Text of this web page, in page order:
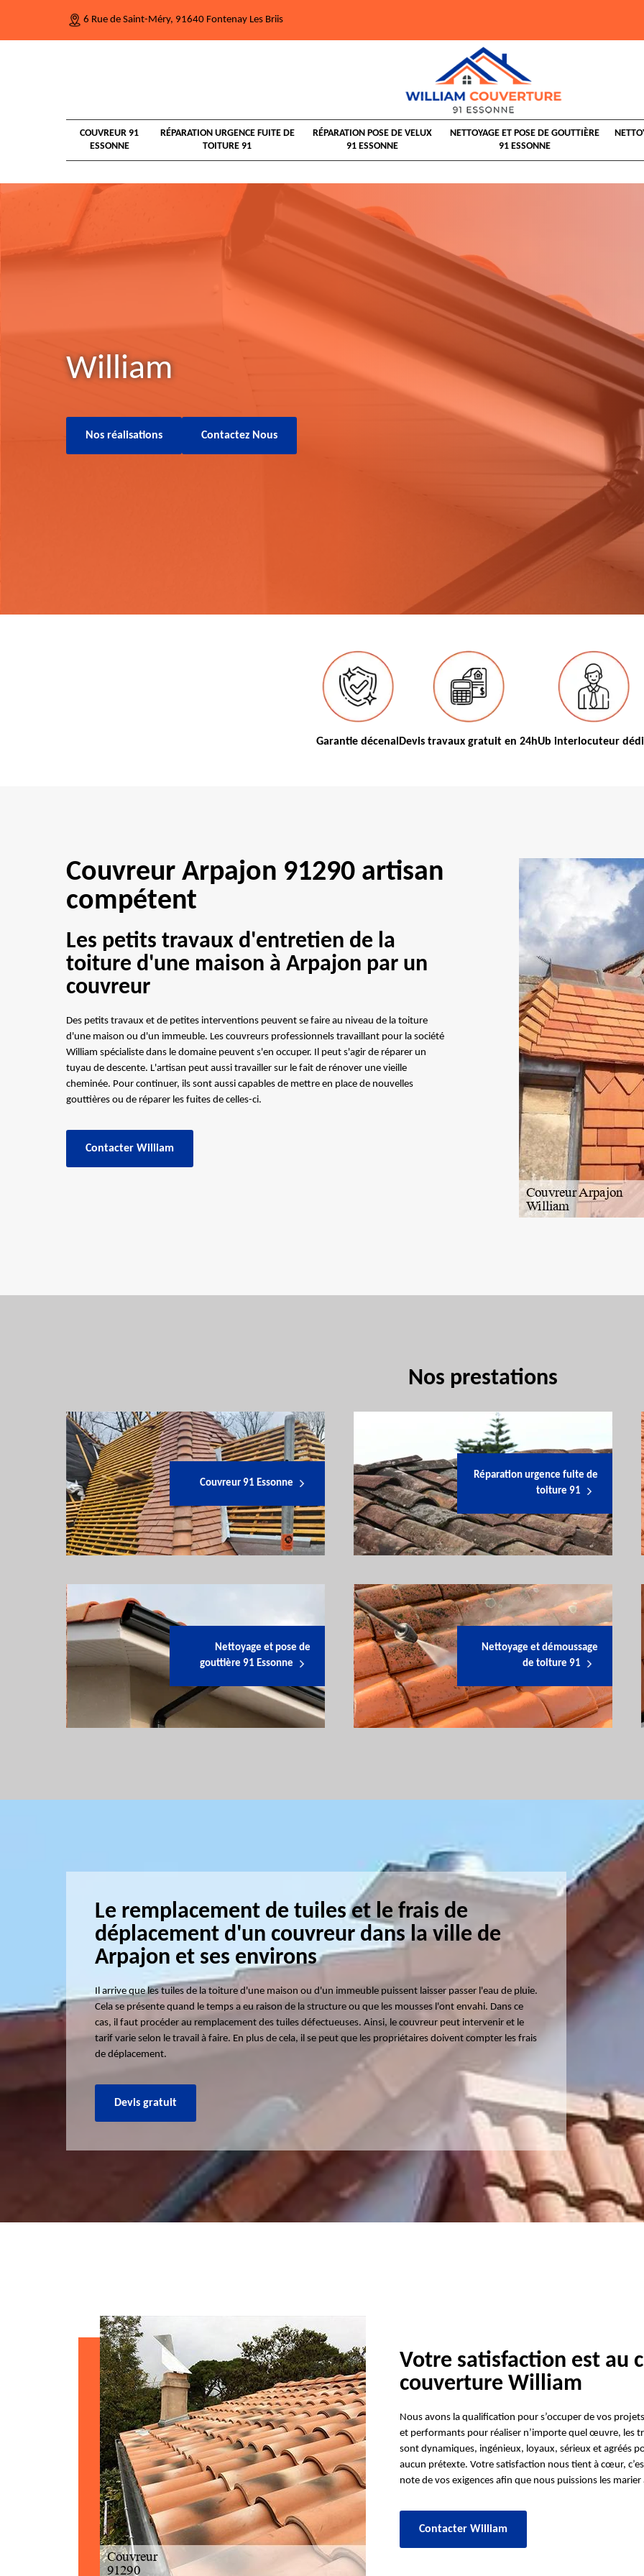
6 Rue de Saint-Méry, 91640 Fontenay Les Briis
COUVREUR 91
ESSONNE
RÉPARATION URGENCE FUITE DE
TOITURE 91
RÉPARATION POSE DE VELUX
91 ESSONNE
NETTOYAGE ET POSE DE GOUTTIÈRE
91 ESSONNE
William
Nos réalisations Contactez Nous
Garantie décenal Devis travaux gratuit en 24hUb interlocuteur
Couvreur Arpajon 91290 artisan
compétent
Les petits travaux d'entretien de la
toiture d'une maison à Arpajon par un
couvreur
Des petits travaux et de petites interventions peuvent se faire au niveau de la toiture
d'une maison ou d'un immeuble. Les couvreurs professionnels travaillant pour la société
William spécialiste dans le domaine peuvent s'en occuper. Il peut s'agir de réparer un
tuyau de descente. L'artisan peut aussi travailler sur le fait de rénover une vieille
cheminée. Pour continuer, ils sont aussi capables de mettre en place de nouvelles
gouttières ou de réparer les fuites de celles-ci.
Contacter William
Nos prestations
Couvreur 91 Essonne
Réparation urgence fuite de
toiture 91
Nettoyage et pose de
gouttière 91 Essonne
Nettoyage et démoussage
de toiture 91
Le remplacement de tuiles et le frais de
déplacement d'un couvreur dans la ville de
Arpajon et ses environs
Il arrive que les tuiles de la toiture d'une maison ou d'un immeuble puissent laisser passer l'eau de pluie.
Cela se présente quand le temps a eu raison de la structure ou que les mousses l'ont envahi. Dans ce
cas, il faut procéder au remplacement des tuiles défectueuses. Ainsi, le couvreur peut intervenir et le
tarif varie selon le travail à faire. En plus de cela, il se peut que les propriétaires doivent compter les frais
de déplacement.
Devis gratuit
Votre satisfaction est au
couverture William
Nous avons la qualification pour s’occuper de vos
et performants pour réaliser n’importe quel œuvre, les
sont dynamiques, ingénieux, loyaux, sérieux et agréés
aucun prétexte. Votre satisfaction nous tient à cœur,
note de vos exigences afin que nous puissions les
Contacter William